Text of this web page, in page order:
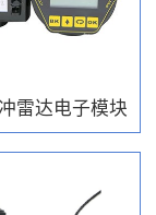
雷达电子模块